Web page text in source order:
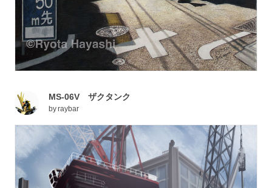
MS-06V ザクタンク
byraybar